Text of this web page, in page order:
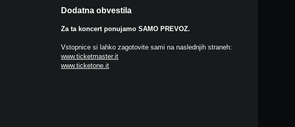
Dodatna obvestila
Za ta koncert ponujamo SAMO PREVOZ.
Vstopnice si lahko zagotovite sami na naslednjih straneh:
www.ticketmaster.it
www.ticketone.it